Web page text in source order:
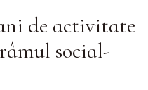
de activitate
social-